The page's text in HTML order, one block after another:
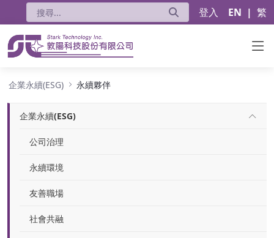
登入 EN | 繁
企業永續(ESG) 永續夥伴
企業永續(ESG)
公司治理
永續環境
友善職場
社會共融